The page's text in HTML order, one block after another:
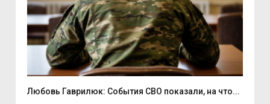
Любовь Гаврилюк: События СВО показали, на что...